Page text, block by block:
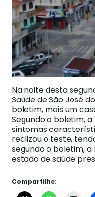
Na noite desta
Saúde de São José
boletim, mais um
Segundo o boletim,
sintomas
realizou o teste,
segundo o boletim,
estado de saúde
Compartilhe: